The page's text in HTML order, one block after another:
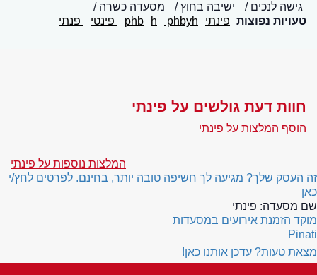
גישה לנכים
ישיבה בחוץ
מסעדה כשרה
טעויות נפוצות פינתי phb h phbyh פינטי פנתי
חוות דעת גולשים על פינתי
הוסף המלצות על פינתי
המלצות נוספות על פינתי
זה העסק שלך? מגיעה לך חשיפה טובה יותר, בחינם. לפרטים לחץ/י
כאן
שם מסעדה: פינתי
מוקד הזמנת אירועים במסעדות
Pinati
מצאת טעות? עדכן אותנו כאן!